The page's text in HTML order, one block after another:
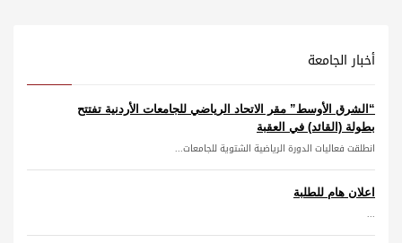
أخبار الجامعة
“الشرق الأوسط” مقر الاتحاد الرياضي للجامعات الأردنية تفتتح
بطولة (القائد) في العقبة
انطلقت فعاليات الدورة الرياضية الشتوية للجامعات...
اعلان هام للطلبة
...